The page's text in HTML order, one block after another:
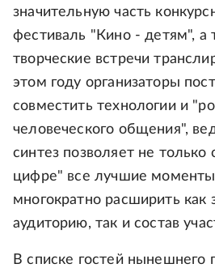
значительную часть
фестиваль "Кино - детям", а
творческие встречи
этом году организаторы
совместить технологии и
человеческого общения",
синтез позволяет не только
цифре" все лучшие моменты
многократно расширить как
аудиторию, так и состав
В списке гостей нынешнего